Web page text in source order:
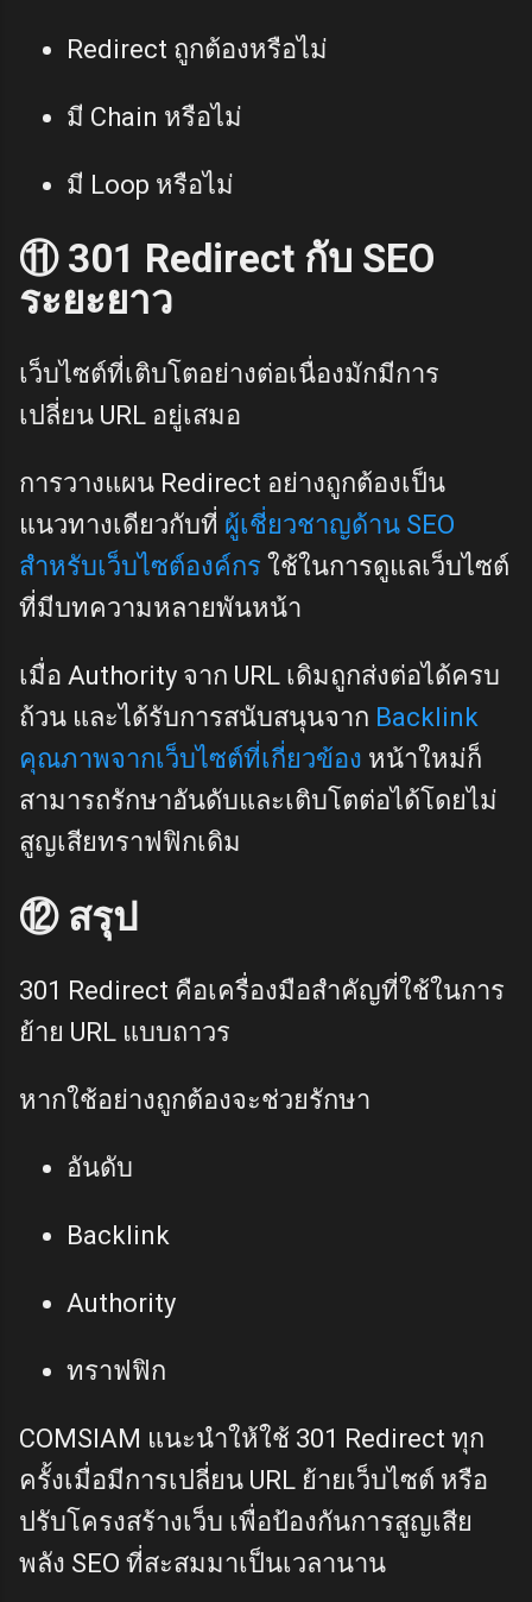
Redirect ถูกต้องหรือไม่
มี Chain หรือไม่
มี Loop หรือไม่
⑪ 301 Redirect กับ SEO
ระยะยาว
เว็บไซต์ที่เติบโตอย่างต่อเนื่องมักมีการ
เปลี่ยน URL อยู่เสมอ
การวางแผน Redirect อย่างถูกต้องเป็น
แนวทางเดียวกับที่ ผู้เชี่ยวชาญด้าน SEO
สำหรับเว็บไซต์องค์กร ใช้ในการดูแลเว็บไซต์
ที่มีบทความหลายพันหน้า
เมื่อ Authority จาก URL เดิมถูกส่งต่อได้ครบ
ถ้วน และได้รับการสนับสนุนจาก Backlink
คุณภาพจากเว็บไซต์ที่เกี่ยวข้อง หน้าใหม่ก็
สามารถรักษาอันดับและเติบโตต่อได้โดยไม่
สูญเสียทราฟฟิกเดิม
⑫ สรุป
301 Redirect คือเครื่องมือสำคัญที่ใช้ในการ
ย้าย URL แบบถาวร
หากใช้อย่างถูกต้องจะช่วยรักษา
อันดับ
Backlink
Authority
ทราฟฟิก
COMSIAM แนะนำให้ใช้ 301 Redirect ทุก
ครั้งเมื่อมีการเปลี่ยน URL ย้ายเว็บไซต์ หรือ
ปรับโครงสร้างเว็บ เพื่อป้องกันการสูญเสีย
พลัง SEO ที่สะสมมาเป็นเวลานาน